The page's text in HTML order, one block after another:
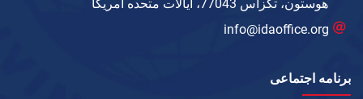
هوستون، تگزاس 77043، ایالات متحده آمریکا
info@idaoffice.org
برنامه اجتماعی